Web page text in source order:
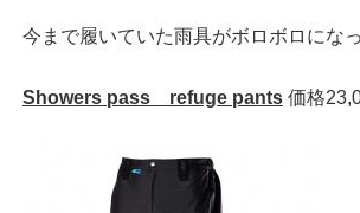
今まで履いていた雨具がボロボロにな
Showers pass refuge pants 価格